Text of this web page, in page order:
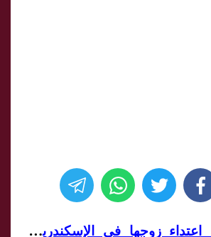
زوجها في الإسكندرية